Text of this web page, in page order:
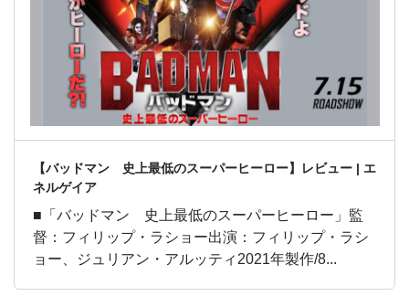
【バッドマン 史上最低のスーパーヒーロー】レビュー | エ
ネルゲイア
■「バッドマン 史上最低のスーパーヒーロー」監
督：フィリップ・ラショー出演：フィリップ・ラシ
ョー、ジュリアン・アルッティ2021年製作/8...